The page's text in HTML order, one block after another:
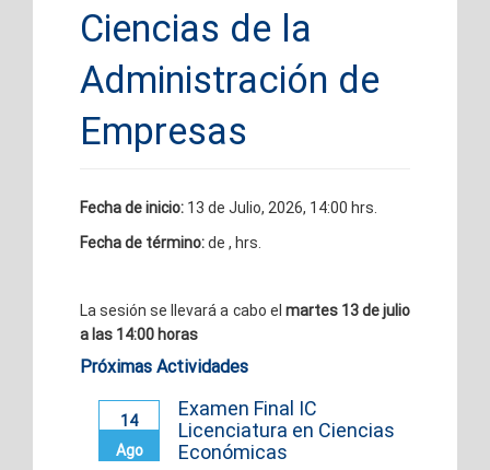
Ciencias de la
Administración de
Empresas
Fecha de inicio: 13 de Julio, 2026, 14:00 hrs.
Fecha de término:de , hrs.
La sesión se llevará a cabo el martes 13 de julio
a las 14:00 horas
Próximas Actividades
14
Ago
Examen Final IC
Licenciatura en Ciencias
Económicas